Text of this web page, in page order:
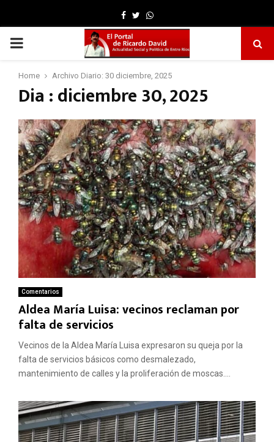
Facebook
TwitterWhatsapp
PRIMARY
MENU
Home Archivo Diario: 30 diciembre, 2025
Dia : diciembre 30, 2025
Comentarios
Aldea María Luisa: vecinos reclaman por
falta de servicios
Vecinos de la Aldea María Luisa expresaron su queja por la
falta de servicios básicos como desmalezado,
mantenimiento de calles y la proliferación de moscas....